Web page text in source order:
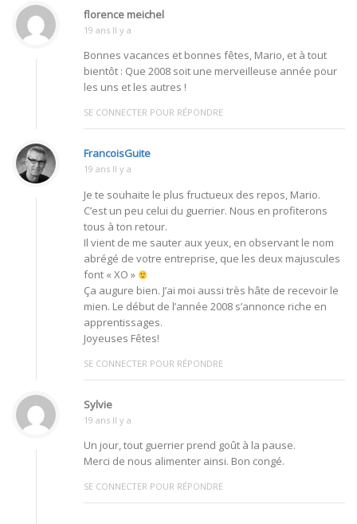
florence meichel
19 ans Il y a
Bonnes vacances et bonnes fêtes, Mario, et à tout
bientôt : Que 2008 soit une merveilleuse année pour
les uns et les autres !
SE CONNECTER POUR RÉPONDRE
FrancoisGuite
19 ans Il y a
Je te souhaite le plus fructueux des repos, Mario.
C’est un peu celui du guerrier. Nous en profiterons
tous à ton retour.
Il vient de me sauter aux yeux, en observant le nom
abrégé de votre entreprise, que les deux majuscules
font « XO »
Ça augure bien. J’ai moi aussi très hâte de recevoir le
mien. Le début de l’année 2008 s’annonce riche en
apprentissages.
Joyeuses Fêtes!
SE CONNECTER POUR RÉPONDRE
Sylvie
19 ans Il y a
Un jour, tout guerrier prend goût à la pause.
Merci de nous alimenter ainsi. Bon congé.
SE CONNECTER POUR RÉPONDRE